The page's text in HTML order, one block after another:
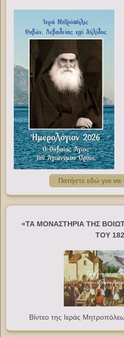
Πατήστε εδώ για να
«ΤΑ ΜΟΝΑΣΤΗΡΙΑ ΤΗΣ
ΤΟΥ
Βίντεο της Ιεράς